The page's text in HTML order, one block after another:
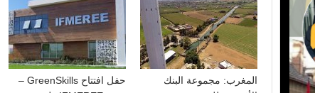
المغرب: مجموعة البنك
حفل افتتاح GreenSkills –